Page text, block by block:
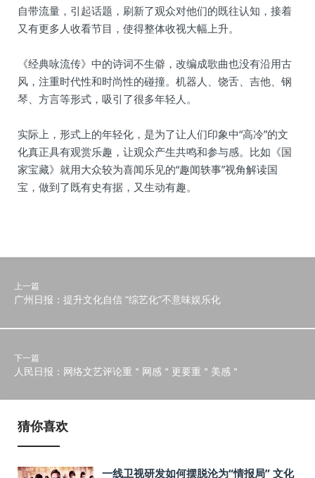
自带流量，引起话题，刷新了观众对他们的既往认知，接着
又有更多人收看节目，使得整体收视大幅上升。
《经典咏流传》中的诗词不生僻，改编成歌曲也没有沿用古
风，注重时代性和时尚性的碰撞。机器人、饶舌、吉他、钢
琴、方言等形式，吸引了很多年轻人。
实际上，形式上的年轻化，是为了让人们印象中“高冷”的文
化真正具有观赏乐趣，让观众产生共鸣和参与感。比如《国
家宝藏》就用大众较为喜闻乐见的“趣闻轶事”视角解读国
宝，做到了既有史有据，又生动有趣。
上一篇
广州日报：提升文化自信 “综艺化”不意味娱乐化
下一篇
人民日报：网络文艺评论重＂网感＂更要重＂美感＂
猜你喜欢
一线卫视研发如何摆脱沦为“情报局” 文化